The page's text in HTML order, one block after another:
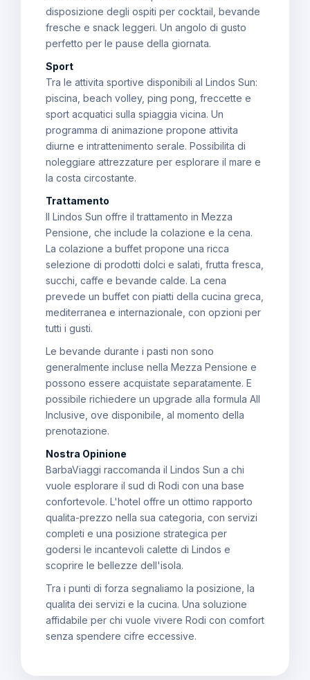
disposizione degli ospiti per cocktail, bevande
fresche e snack leggeri. Un angolo di gusto
perfetto per le pause della giornata.
Sport
Tra le attivita sportive disponibili al Lindos Sun:
piscina, beach volley, ping pong, freccette e
sport acquatici sulla spiaggia vicina. Un
programma di animazione propone attivita
diurne e intrattenimento serale. Possibilita di
noleggiare attrezzature per esplorare il mare e
la costa circostante.
Trattamento
Il Lindos Sun offre il trattamento in Mezza
Pensione, che include la colazione e la cena.
La colazione a buffet propone una ricca
selezione di prodotti dolci e salati, frutta fresca,
succhi, caffe e bevande calde. La cena
prevede un buffet con piatti della cucina greca,
mediterranea e internazionale, con opzioni per
tutti i gusti.
Le bevande durante i pasti non sono
generalmente incluse nella Mezza Pensione e
possono essere acquistate separatamente. E
possibile richiedere un upgrade alla formula All
Inclusive, ove disponibile, al momento della
prenotazione.
Nostra Opinione
BarbaViaggi raccomanda il Lindos Sun a chi
vuole esplorare il sud di Rodi con una base
confortevole. L'hotel offre un ottimo rapporto
qualita-prezzo nella sua categoria, con servizi
completi e una posizione strategica per
godersi le incantevoli calette di Lindos e
scoprire le bellezze dell'isola.
Tra i punti di forza segnaliamo la posizione, la
qualita dei servizi e la cucina. Una soluzione
affidabile per chi vuole vivere Rodi con comfort
senza spendere cifre eccessive.